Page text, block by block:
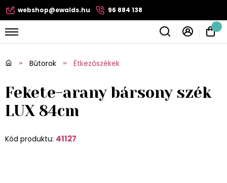
webshop@ewalds.hu 96 884 138
Bútorok Étkezőszékek
Fekete-arany bársony szék
LUX 84cm
Kód produktu: 41127